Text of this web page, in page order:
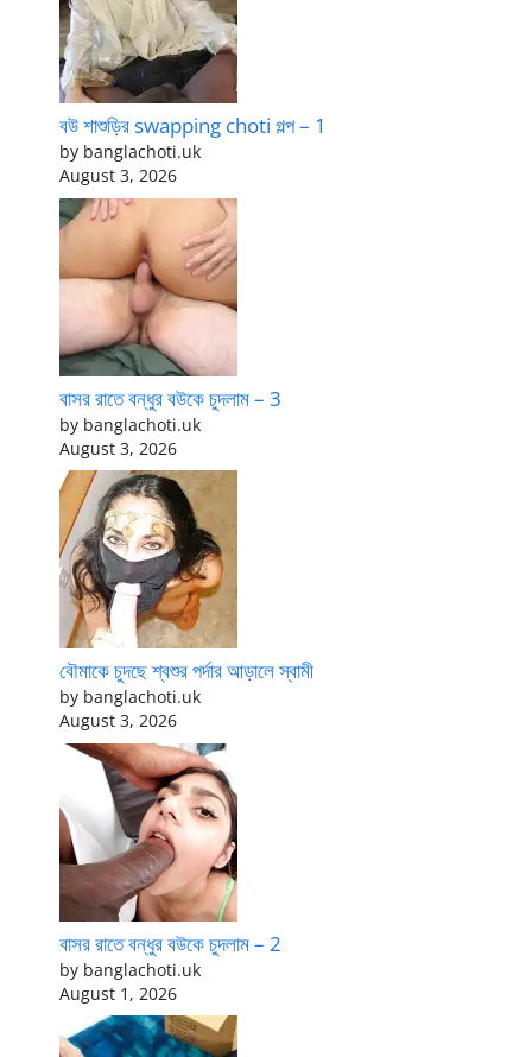
বউ শাশুড়ির swapping choti গল্প – 1
by banglachoti.uk
August 3, 2026
বাসর রাতে বন্ধুর বউকে চুদলাম – 3
by banglachoti.uk
August 3, 2026
বৌমাকে চুদছে শ্বশুর পর্দার আড়ালে স্বামী
by banglachoti.uk
August 3, 2026
বাসর রাতে বন্ধুর বউকে চুদলাম – 2
by banglachoti.uk
August 1, 2026